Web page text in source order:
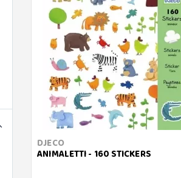
DJECO
ANIMALETTI - 160 STICKERS